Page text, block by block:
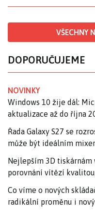
VŠECHNY
DOPORUČUJEME
NOVINKY
Windows 10 žije dál:
aktualizace až do října
Řada Galaxy S27 se
může být ideálním
Nejlepším 3D tiskárnám
porovnání vítězí
Co víme o nových
radikální proměnu i